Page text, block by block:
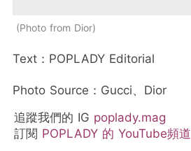
Photo from Dior
Text：POPLADY Editorial
Photo Source：Gucci、Dior
追蹤我們的 IG poplady.mag
訂閱 POPLADY 的 YouTube頻道